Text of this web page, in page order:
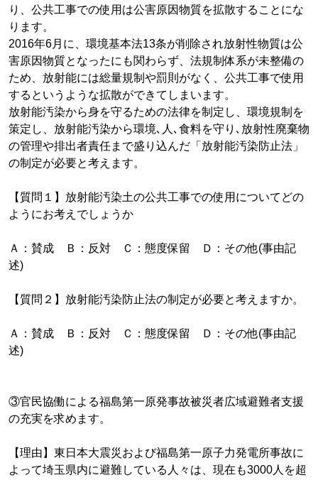
り、公共工事での使用は公害原因物質を拡散することにな
ります。
2016年6月に、環境基本法13条が削除され放射性物質は公
害原因物質となったにも関わらず、法規制体系が未整備の
ため、放射能には総量規制や罰則がなく、公共工事で使用
するというような拡散ができてしまいます。
放射能汚染から身を守るための法律を制定し、環境規制を
策定し、放射能汚染から環境､人､食料を守り､放射性廃棄物
の管理や排出者責任まで盛り込んだ「放射能汚染防止法」
の制定が必要と考えます。
【質問１】放射能汚染土の公共工事での使用についてどの
ようにお考えでしょうか
Ａ：賛成 Ｂ：反対 Ｃ：態度保留 Ｄ：その他(事由記
述)
【質問２】放射能汚染防止法の制定が必要と考えますか。
Ａ：賛成 Ｂ：反対 Ｃ：態度保留 Ｄ：その他(事由記
述)
③官民協働による福島第一原発事故被災者広域避難者支援
の充実を求めます。
【理由】東日本大震災および福島第一原子力発電所事故に
よって埼玉県内に避難している人々は、現在も3000人を超